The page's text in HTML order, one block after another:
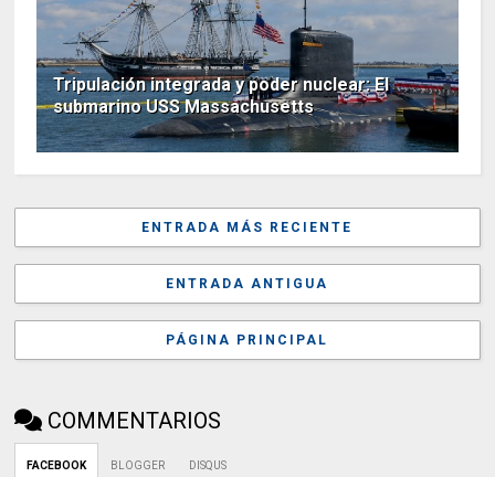
Tripulación integrada y poder nuclear: El
submarino USS Massachusetts
ENTRADA MÁS RECIENTE
ENTRADA ANTIGUA
PÁGINA PRINCIPAL
COMMENTARIOS
FACEBOOK BLOGGER DISQUS